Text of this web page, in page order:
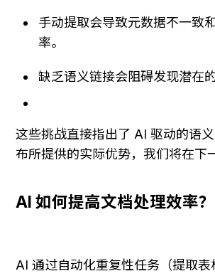
手动提取会导致元数据不一致
率。
缺乏语义链接会阻碍发现潜在
这些挑战直接指出了 AI 驱动的语
布所提供的实际优势，我们将在下
AI 如何提高文档处理效率？
AI 通过自动化重复性任务（提取表